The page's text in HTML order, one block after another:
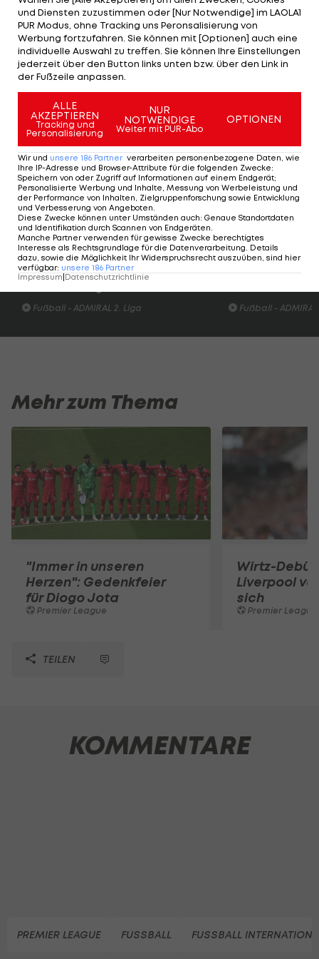
"Es gibt schlimmere Dinge im Leben, als nicht
Meister zu werden", stellte Klopp mit Blick auf die
Coronavirus-Pandemie klar.
dieser Krise." Der frühere Coach von
Borussia
Dortmundund des FSV Mainz 05 sagte jedoch
auch, dass er eine Annullierung der Saison
persönlich als "ungerecht" empfinden würde.
Bezogen auf den Sport sagte er: "Das war mein
Worst-Case-Szenario: Dass jemand die Saison für
null und nichtig erklären wollte."
Highlights: Nach frühem Rückstand:
Fußball - ADMIRAL 2. Liga
Highlights:
Fußball -
Mehr zum Thema
"Immer in unseren
Herzen": Gedenkfeier
für Diogo Jota
Premier League
Wirtz-Debüt
Liverpool
sich
Premier League
TEILEN
KOMMENTARE
PREMIER LEAGUE FUSSBALL FUSSBALL
und Diensten zuzustimmen oder [Nur Notwendige] im LAOLA1
PUR Modus, ohne Tracking uns Peronsalisierung von
Werbung fortzufahren. Sie können mit [Optionen] auch eine
individuelle Auswahl zu treffen. Sie können Ihre Einstellungen
jederzeit über den Button links unten bzw. über den Link in
der Fußzeile anpassen.
ALLE
AKZEPTIEREN
Tracking und
Personalisierung
NUR
NOTWENDIGE
Weiter mit PUR-Abo
OPTIONEN
Wir und unsere 186 Partner verarbeiten personenbezogene Daten, wie
Ihre IP-Adresse und Browser-Attribute für die folgenden Zwecke:
Speichern von oder Zugriff auf Informationen auf einem Endgerät;
Personalisierte Werbung und Inhalte, Messung von Werbeleistung und
der Performance von Inhalten, Zielgruppenforschung sowie Entwicklung
und Verbesserung von Angeboten
Diese Zwecke können unter Umständen auch: Genaue Standortdaten
und Identifikation durch Scannen von Endgeräten
Manche Partner verwenden für gewisse Zwecke berechtigtes
Interesse als Rechtsgrundlage für die Datenverarbeitung. Details
dazu, sowie die Möglichkeit Ihr Widerspruchsrecht auszuüben, sind hier
verfügbar: unsere 186 Partner
Impressum|Datenschutzrichtlinie